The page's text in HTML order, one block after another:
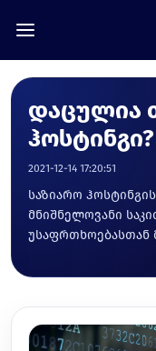
დაცულია
ჰოსტინგი?
2021-12-14 17:20:51
საზიარო
მნიშნელოვანი
უსაფრთხოებასთან